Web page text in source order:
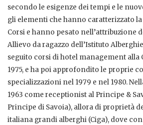
secondo le esigenze dei tempi e le
gli elementi che hanno caratterizzato
Corsi e hanno pesato nell’attribuzione
Allievo da ragazzo dell’Istituto
seguito corsi di hotel management alla
1975, e ha poi approfondito le proprie
specializzazioni nel 1979 e nel 1980.
1963 come receptionist al Principe &
Principe di Savoia), allora di proprietà
italiana grandi alberghi (Ciga), dove